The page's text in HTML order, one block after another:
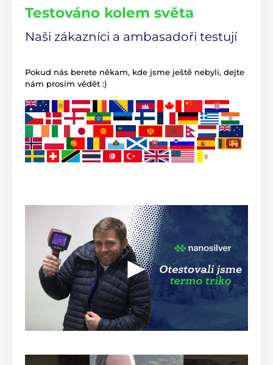
Testováno kolem světa
Naši zákazníci a ambasadoři testují
Pokud nás berete někam, kde jsme ještě nebyli, dejte
nám prosím vědět :)